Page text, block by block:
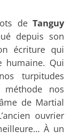
de Tanguy
depuis son
écriture qui
humaine. Qui
turpitudes
méthode nos
de Martial
ouvrier
À un